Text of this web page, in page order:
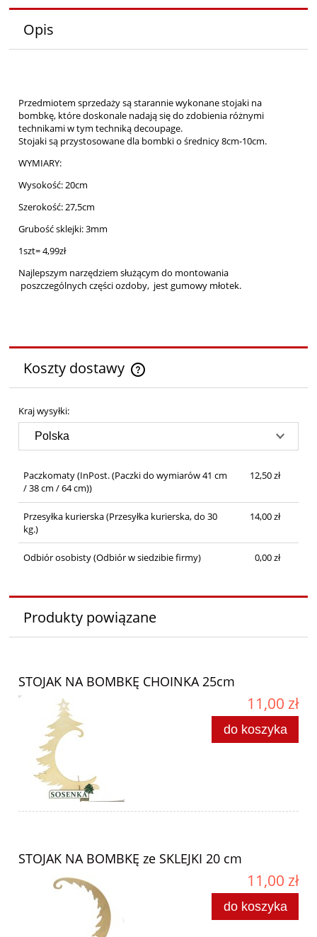
Opis
Przedmiotem sprzedaży są starannie wykonane stojaki na
bombkę, które doskonale nadają się do zdobienia różnymi
technikami w tym techniką decoupage.
Stojaki są przystosowane dla bombki o średnicy 8cm-10cm.
WYMIARY:
Wysokość: 20cm
Szerokość: 27,5cm
Grubość sklejki: 3mm
1szt= 4,99zł
Najlepszym narzędziem służącym do montowania
poszczególnych części ozdoby, jest gumowy młotek.
Koszty dostawy
Cena nie zawiera ewentualnych kosztów płatności
Kraj wysyłki:
Paczkomaty(InPost. (Paczki do wymiarów 41 cm
/ 38 cm / 64 cm))
12,50 zł
Przesyłka kurierska(Przesyłka kurierska, do 30
kg.)
14,00 zł
Odbiór osobisty(Odbiór w siedzibie firmy) 0,00 zł
Produkty powiązane
STOJAK NA BOMBKĘ CHOINKA 25cm
11,00 zł
do koszyka
STOJAK NA BOMBKĘ ze SKLEJKI 20 cm
11,00 zł
do koszyka